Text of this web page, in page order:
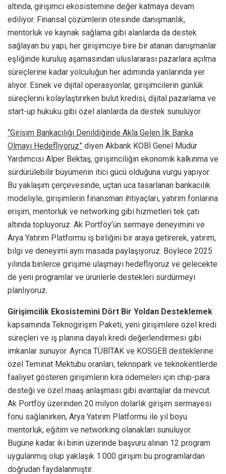
altında, girişimci ekosistemine değer katmaya devam
ediliyor. Finansal çözümlerin ötesinde danışmanlık,
mentorluk ve kaynak sağlama gibi alanlarda da destek
sağlayan bu yapı, her girişimciye bire bir atanan danışmanlar
eşliğinde kuruluş aşamasından uluslararası pazarlara açılma
süreçlerine kadar yolculuğun her adımında yanlarında yer
alıyor. Esnek ve dijital operasyonlar, girişimcilerin günlük
süreçlerini kolaylaştırırken bulut kredisi, dijital pazarlama ve
start-up hukuku gibi özel alanlarda da destek sunuluyor.
“Girişim Bankacılığı Denildiğinde Akla Gelen İlk Banka
Olmayı Hedefliyoruz” diyen Akbank KOBİ Genel Müdür
Yardımcısı Alper Bektaş, girişimciliğin ekonomik kalkınma ve
sürdürülebilir büyümenin itici gücü olduğuna vurgu yapıyor.
Bu yaklaşım çerçevesinde, uçtan uca tasarlanan bankacılık
modeliyle, girişimlerin finansman ihtiyaçları, yatırım fonlarına
erişim, mentorluk ve networking gibi hizmetleri tek çatı
altında topluyoruz. Ak Portföy’ün sermaye deneyimini ve
Arya Yatırım Platformu iş birliğini bir araya getirerek, yatırım,
bilgi ve deneyimi aynı masada paylaşıyoruz. Böylece 2025
yılında binlerce girişime ulaşmayı hedefliyoruz ve gelecekte
de yeni programlar ve ürünlerle destekleri sürdürmeyi
planlıyoruz.
Girişimcilik Ekosistemini Dört Bir Yoldan Desteklemek
kapsamında Teknogirişim Paketi, yeni girişimlere özel kredi
süreçleri ve iş planına dayalı kredi değerlendirmesi gibi
imkanlar sunuyor. Ayrıca TÜBİTAK ve KOSGEB desteklerine
özel Teminat Mektubu oranları, teknopark ve teknokentlerde
faaliyet gösteren girişimlerin kira ödemeleri için chip-para
desteği ve özel maaş anlaşması gibi avantajlar da mevcut.
Ak Portföy üzerinden 20 milyon dolarlık girişim sermayesi
fonu sağlanırken, Arya Yatırım Platformu ile yıl boyu
mentorluk, eğitim ve networking olanakları sunuluyor.
Bugüne kadar iki binin üzerinde başvuru alınan 12 program
uygulanmış olup yaklaşık 1.000 girişim bu programlardan
doğrudan faydalanmıştır.